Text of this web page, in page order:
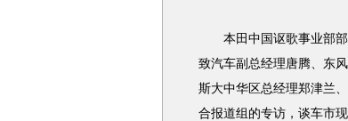
本田中国讴歌事业部部
致汽车副总经理唐腾、东
斯大中华区总经理郑津兰
合报道组的专访，谈车市